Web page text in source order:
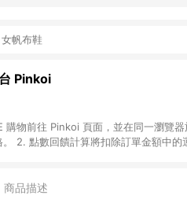
女帆布鞋
Pinkoi
購物前往 Pinkoi 頁面，並在同一瀏覽
2. 點數回饋計算將扣除訂單金額中
更新至Android v4.6.0 / iOS v4.1.5 以
商品描述